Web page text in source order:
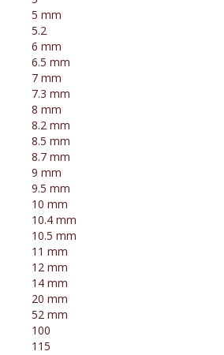
5 mm
5.2
6 mm
6.5 mm
7 mm
7.3 mm
8 mm
8.2 mm
8.5 mm
8.7 mm
9 mm
9.5 mm
10 mm
10.4 mm
10.5 mm
11 mm
12 mm
14 mm
20 mm
52 mm
100
115